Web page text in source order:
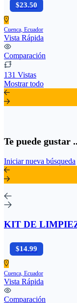
$23.50
Cuenca, Ecuador
Vista Rápida
Comparación
131 Vistas
Mostrar todo
Te puede gustar
Iniciar nueva búsqueda
KIT DE
$14.99
Cuenca, Ecuador
Vista Rápida
Comparación